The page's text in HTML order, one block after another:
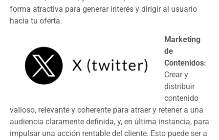
forma atractiva para generar interés y dirigir al usuario
hacia tu oferta.
Marketing
de
Contenidos:
Crear y
distribuir
contenido
valioso, relevante y coherente para atraer y retener a una
audiencia claramente definida, y, en última instancia, para
impulsar una acción rentable del cliente. Esto puede ser a